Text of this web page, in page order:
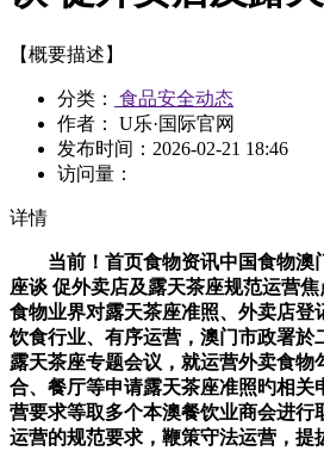
【概要描述】
分类：
食品安全动态
作者： U乐·国际官网
发布时间： 2026-02-21 18:46
访问量：
详情
当前！首页食物资讯中国食物澳
座谈 促外卖店及露天茶座规范运营
食物业界对露天茶座准照、外卖店登
饮食行业、有序运营，澳门市政署於
露天茶座专题会议，就运营外卖食物
合、餐厅等申请露天茶座准照旳相关
营要求等取多个本澳餐饮业商会进行
运营的规范要求，鞭策守法运营，提